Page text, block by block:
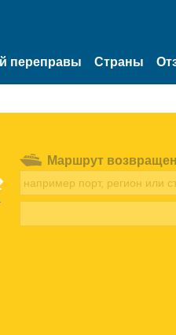
переправы Страны
Маршрут